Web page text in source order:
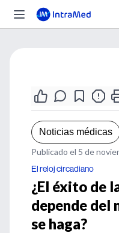
Noticias médicas
Publicado el 5 de
El reloj circadiano
¿El éxito de
depende del
se haga?